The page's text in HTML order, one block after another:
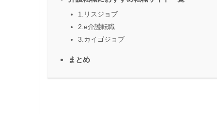
1.リスジョブ
2.e介護転職
3.カイゴジョブ
まとめ